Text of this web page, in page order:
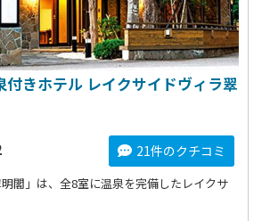
付きホテル レイクサイドヴィラ翠
21件のクチコミ
閣」は、全8室に温泉を完備したレイクサ